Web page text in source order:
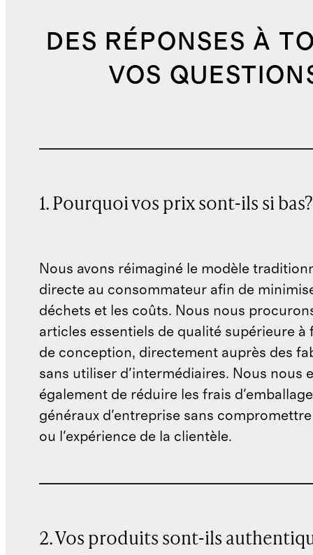
DES RÉPONSES À
VOS
1. Pourquoi vos prix sont-ils si bas?
Nous avons réimaginé le modèle
directe au consommateur afin de
déchets et les coûts. Nous nous
articles essentiels de qualité supérieure à
de conception, directement auprès des
sans utiliser d'intermédiaires. Nous nous
également de réduire les frais
généraux d'entreprise sans
ou l'expérience de la clientèle.
2. Vos produits sont-ils